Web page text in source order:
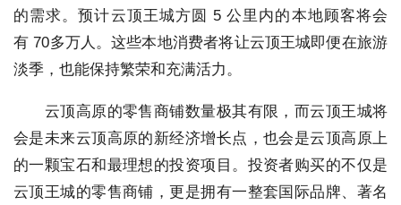
的需求。预计云顶王城方圆 5 公里内的本地顾客将会
有 70多万人。这些本地消费者将让云顶王城即便在旅游
淡季，也能保持繁荣和充满活力。
云顶高原的零售商铺数量极其有限，而云顶王城将
会是未来云顶高原的新经济增长点，也会是云顶高原上
的一颗宝石和最理想的投资项目。投资者购买的不仅是
云顶王城的零售商铺，更是拥有一整套国际品牌、著名